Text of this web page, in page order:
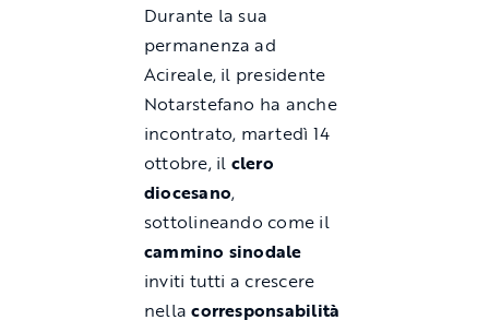
Durante la sua
permanenza ad
Acireale, il presidente
Notarstefano ha anche
incontrato, martedì 14
ottobre, il clero
diocesano,
sottolineando come il
cammino sinodale
inviti tutti a crescere
nellacorresponsabilità